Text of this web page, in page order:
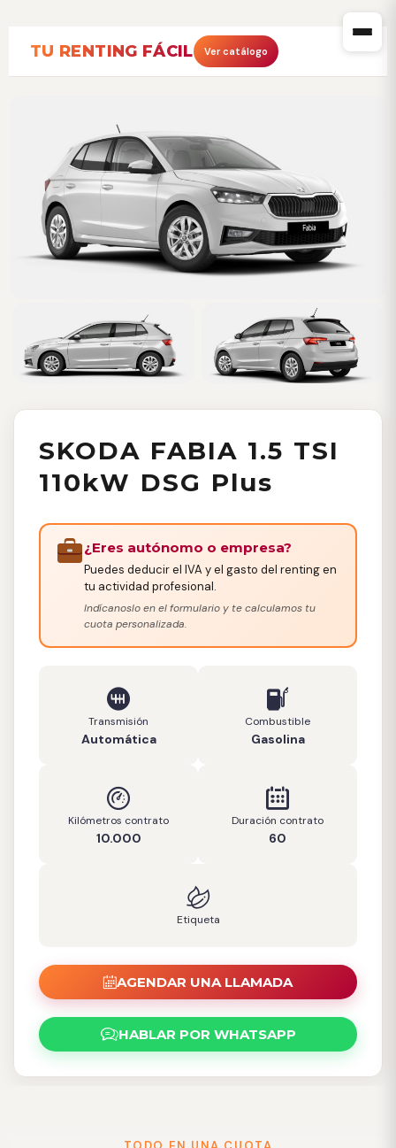
TU RENTING FÁCIL Ver catálogo
SKODA FABIA 1.5 TSI
110kW DSG Plus
¿Eres autónomo o empresa?
Puedes deducir el IVA y el gasto del renting en
tu actividad profesional.
Indícanoslo en el formulario y te calculamos tu
cuota personalizada.
Transmisión
Automática
Combustible
Gasolina
Kilómetros contrato
10.000
Duración contrato
60
Etiqueta
AGENDAR UNA LLAMADA
HABLAR POR WHATSAPP